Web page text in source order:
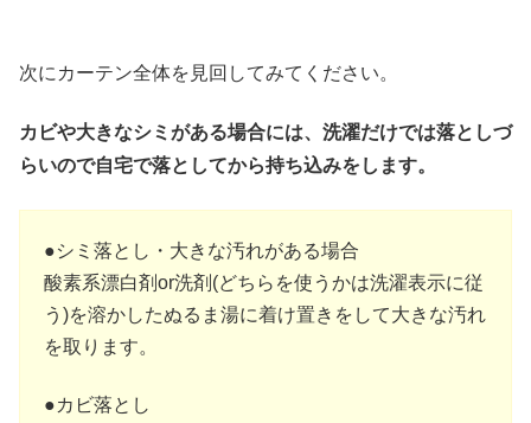
次にカーテン全体を見回してみてください。
カビや大きなシミがある場合には、洗濯だけでは落としづ
らいので自宅で落としてから持ち込みをします。
●シミ落とし・大きな汚れがある場合
酸素系漂白剤or洗剤(どちらを使うかは洗濯表示に従
う)を溶かしたぬるま湯に着け置きをして大きな汚れ
を取ります。
●カビ落とし